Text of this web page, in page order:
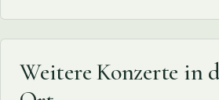
Weitere Konzerte in